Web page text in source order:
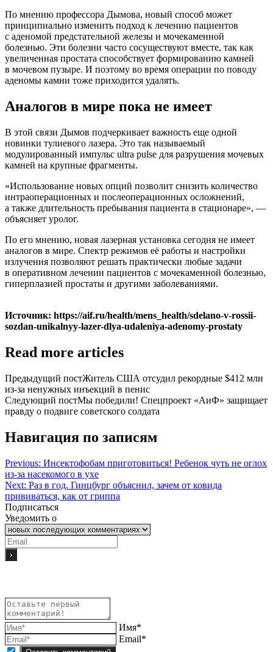
По мнению профессора Дымова, новый способ может
принципиально изменить подход к лечению пациентов
с аденомой предстательной железы и мочекаменной
болезнью. Эти болезни часто сосуществуют вместе, так как
увеличенная простата способствует формированию камней
в мочевом пузыре. И поэтому во время операции по поводу
аденомы камни тоже приходится удалять.
Аналогов в мире пока не имеет
В этой связи Дымов подчеркивает важность еще одной
новинки тулиевого лазера. Это так называемый
модулированный импульс ultra pulse для разрушения мочевых
камней на крупные фрагменты.
«Использование новых опций позволит снизить количество
интраоперационных и послеоперационных осложнений,
а также длительность пребывания пациента в стационаре», —
объясняет уролог.
По его мнению, новая лазерная установка сегодня не имеет
аналогов в мире. Спектр режимов её работы и настройки
излучения позволяют решать практически любые задачи
в оперативном лечении пациентов с мочекаменной болезнью,
гиперплазией простаты и другими заболеваниями.
Источник: https://aif.ru/health/mens_health/sdelano-v-rossii-
sozdan-unikalnyy-lazer-dlya-udaleniya-adenomy-prostaty
Read more articles
Предыдущий постЖитель США отсудил рекордные $412 млн
из-за ненужных инъекций в пенис
Следующий постМы победили! Спецпроект «АиФ» защищает
правду о подвиге советского солдата
Навигация по записям
Previous: Инсектофобам приготовиться! Ребенок чуть не оглох
из-за насекомого в ухе
Next: Раз в год. Гинцбург объяснил, зачем от ковида
прививаться, как от гриппа
Подписаться
Уведомить о
Имя*
Email*